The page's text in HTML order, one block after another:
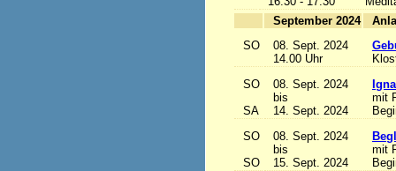
September 2024
SO
08. Sept. 2024
14.00 Uhr
SO
SA
08. Sept. 2024
bis
14. Sept. 2024
mit
SO
SO
08. Sept. 2024
bis
15. Sept. 2024
mit